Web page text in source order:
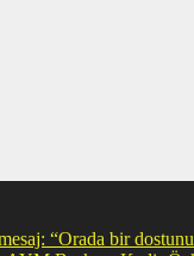
“Orada bir